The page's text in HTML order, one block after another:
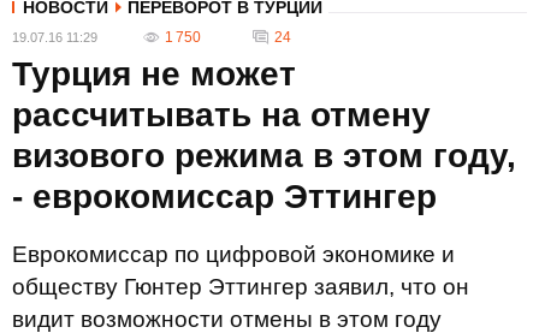
НОВОСТИ ПЕРЕВОРОТ В ТУРЦИИ
19.07.16 11:29 1 750 24
Турция не может
рассчитывать на отмену
визового режима в этом году,
- еврокомиссар Эттингер
Eврокомиссар по цифровой экономике и
обществу Гюнтер Эттингер заявил, что он
видит возможности отмены в этом году